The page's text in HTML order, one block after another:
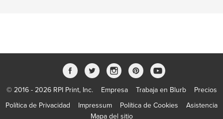
© 2016 - 2026 RPI Print, Inc. Empresa Trabaja en Blurb
Precios
Política de Privacidad
Impressum Política de Cookies
Asistencia
Mapa del sitio